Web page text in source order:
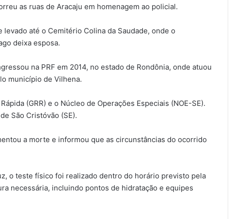
as ruas de Aracaju em homenagem ao policial.
até o Cemitério Colina da Saudade, onde o
deixa esposa.
na PRF em 2014, no estado de Rondônia, onde atuou
município de Vilhena.
(GRR) e o Núcleo de Operações Especiais (NOE-SE).
São Cristóvão (SE).
a morte e informou que as circunstâncias do ocorrido
o teste físico foi realizado dentro do horário previsto pela
necessária, incluindo pontos de hidratação e equipes